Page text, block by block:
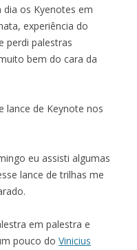
os Kyenotes em
experiência do
perdi palestras
bem do cara da
lance de Keynote nos
eu assisti algumas
lance de trilhas me
em palestra e
pouco do Vinicius